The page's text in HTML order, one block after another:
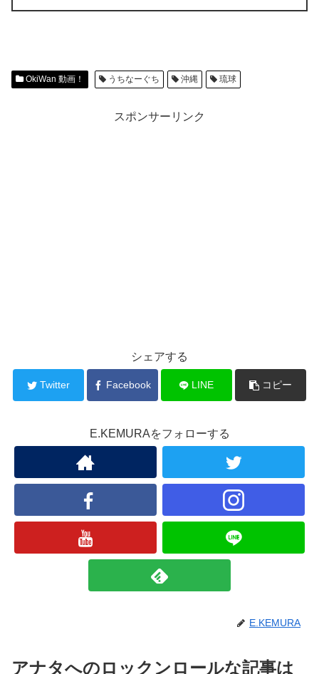
OkiWan 動画！ うちなーぐち 沖縄 琉球
スポンサーリンク
シェアする
Twitter Facebook LINE コピー
E.KEMURAをフォローする
E.KEMURA
アナタへのロックンロールな記事は